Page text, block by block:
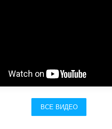
ВСЕ ВИДЕО